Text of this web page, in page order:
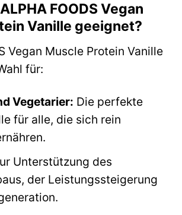
FOODS Vegan
Vanille geeignet?
Vegan Muscle Protein Vanille
für:
Vegetarier: Die perfekte
für alle, die sich rein
Unterstützung des
der Leistungssteigerung